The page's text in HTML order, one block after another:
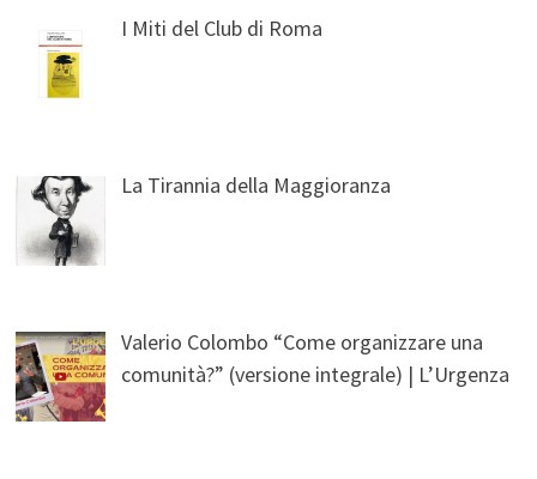
I Miti del Club di Roma
La Tirannia della Maggioranza
Valerio Colombo “Come organizzare una
comunità?” (versione integrale) | L’Urgenza